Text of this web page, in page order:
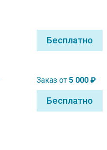
Бесплатно
Заказ от 5 000 ₽
Бесплатно